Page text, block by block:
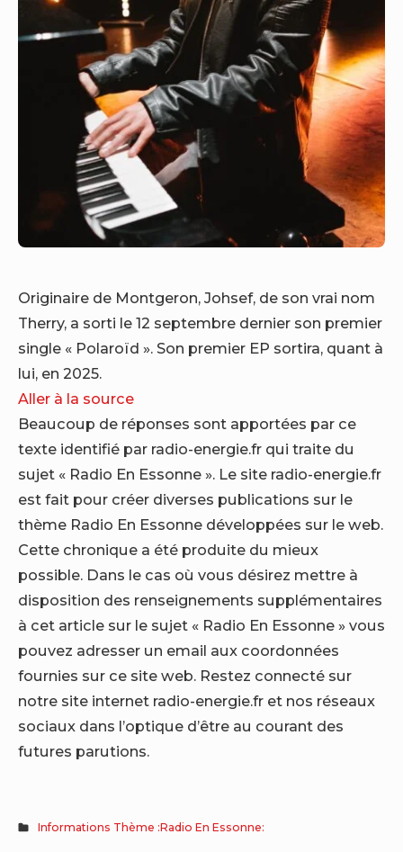
Originaire de Montgeron, Johsef, de son vrai nom
Therry, a sorti le 12 septembre dernier son premier
single « Polaroïd ». Son premier EP sortira, quant à
lui, en 2025.
Aller à la source
Beaucoup de réponses sont apportées par ce
texte identifié par radio-energie.fr qui traite du
sujet « Radio En Essonne ». Le site radio-energie.fr
est fait pour créer diverses publications sur le
thème Radio En Essonne développées sur le web.
Cette chronique a été produite du mieux
possible. Dans le cas où vous désirez mettre à
disposition des renseignements supplémentaires
à cet article sur le sujet « Radio En Essonne » vous
pouvez adresser un email aux coordonnées
fournies sur ce site web. Restez connecté sur
notre site internet radio-energie.fr et nos réseaux
sociaux dans l’optique d’être au courant des
futures parutions.
Informations Thème :Radio En Essonne: